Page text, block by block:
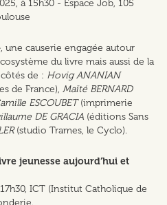
à 15h30 - Espace Job, 105
une causerie engagée autour
du livre mais aussi de la
de : Hovig ANANIAN
de France), Maïté BERNARD
ESCOUBET(imprimerie
DE GRACIA (éditions Sans
(studio Trames, le Cyclo).
jeunesse aujourd’hui et
ICT (Institut Catholique de